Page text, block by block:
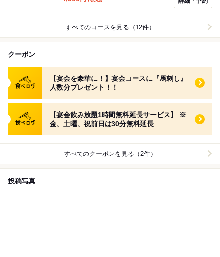
すべてのコースを見る（12件）
クーポン
食べログ クーポン
【宴会を豪華に！】宴会コースに『馬刺し』
人数分プレゼント！！
食べログ クーポン
【宴会飲み放題1時間無料延長サービス】 ※
金、土曜、祝前日は30分無料延長
すべてのクーポンを見る（2件）
投稿写真